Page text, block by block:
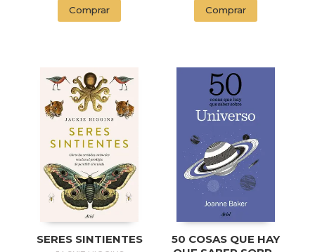
Comprar Comprar
SERES SINTIENTES
50 COSAS QUE HAY